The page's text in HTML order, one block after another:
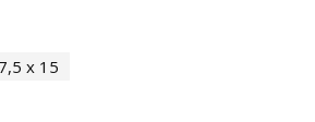
7,5 x 15